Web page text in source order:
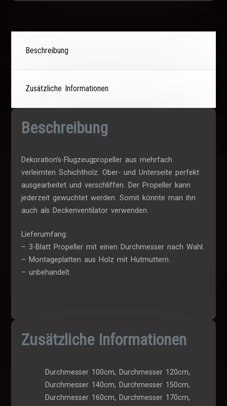
Beschreibung
Zusätzliche Informationen
Beschreibung
Dekoration’s-Flugzeugpropeller aus mehrfach
verleimten Schichtholz. Ober- und Unterseite perfekt
ausgearbeitet und verschliffen. Der Propeller kann
jederzeit gewuchtet werden. Somit könnte man ihn
auch als Deckenventilator verwenden.
Lieferumfang:
– 3-Blatt Propeller mit einen Durchmesser nach Wahl.
– Montageplatten aus Holz mit Hutmuttern.
– unbehandelt.
Zusätzliche Informationen
Durchmesser 100cm,Durchmesser 120cm,
Durchmesser 140cm,Durchmesser 150cm,
Durchmesser 160cm,Durchmesser 170cm,